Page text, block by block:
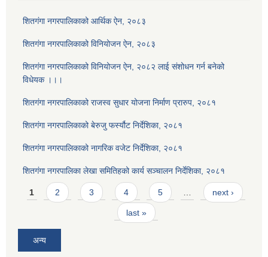
शितगंगा नगरपालिकाको आर्थिक ऐन, २०८३
शितगंगा नगरपालिकाको विनियोजन ऐन, २०८३
शितगंगा नगरपालिकाको विनियोजन ऐन, २०८२ लाई संशोधन गर्न बनेको
विधेयक ।।।
शितगंगा नगरपालिकाको राजस्व सुधार योजना निर्माण प्रारुप, २०८१
शितगंगा नगरपालिकाको बेरुजु फर्स्यौट निर्देशिका, २०८१
शितगंगा नगरपालिकाको नागरिक वजेट निर्देशिका, २०८१
शितगंगा नगरपालिका लेखा समितिहको कार्य सञ्चालन निर्देशिका, २०८१
Pages
1 2 3 4 5 next ›
last »
अन्य